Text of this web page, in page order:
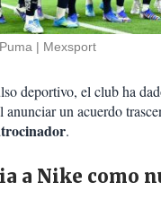
Mexsport
deportivo, el club ha
un acuerdo
.
a Nike como